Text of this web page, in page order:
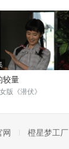
较量
版《潜伏》
网 橙星梦工厂